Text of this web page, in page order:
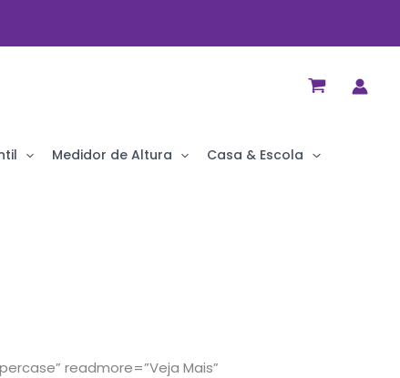
Medidor de Altura Casa & Escola
readmore=”Veja Mais”